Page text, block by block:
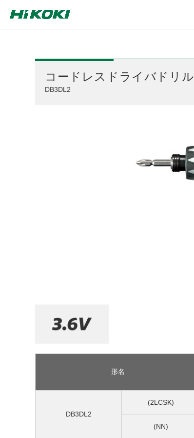
コードレスドライバドリル
DB3DL2
形名
DB3DL2
(2LCSK)
(NN)